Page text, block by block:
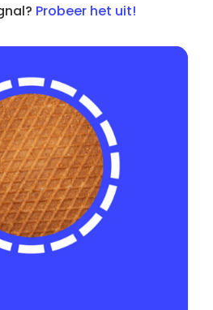
Probeer het uit!